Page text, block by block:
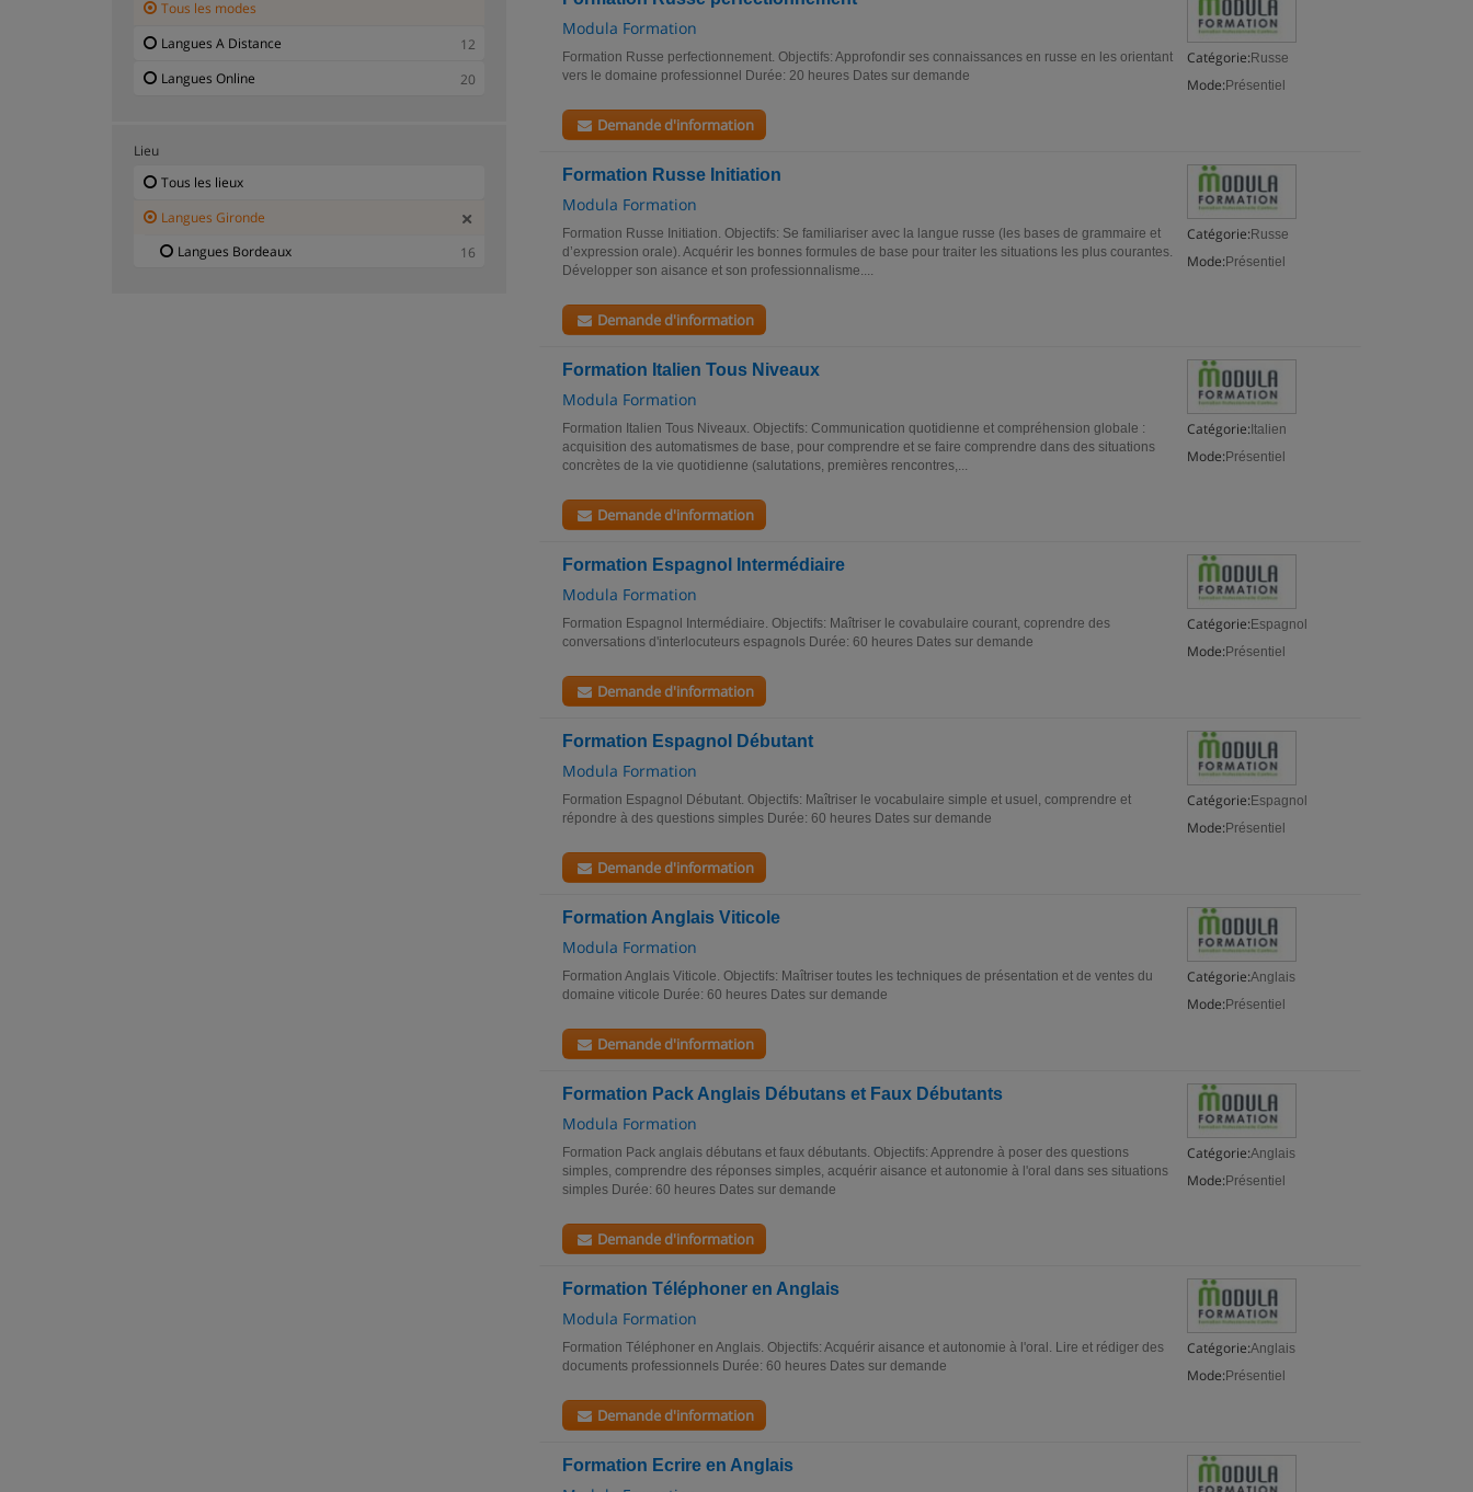
Modula Formation
Catégorie: Russe
Mode: Présentiel
Formation Russe perfectionnement. Objectifs: Approfondir ses connaissances en russe en les orientant
vers le domaine professionnel Durée: 20 heures Dates sur demande
Demande d'information
Formation Russe Initiation
Modula Formation
Catégorie: Russe
Mode: Présentiel
Formation Russe Initiation. Objectifs: Se familiariser avec la langue russe (les bases de grammaire et
d’expression orale). Acquérir les bonnes formules de base pour traiter les situations les plus courantes.
Développer son aisance et son professionnalisme....
Demande d'information
Formation Italien Tous Niveaux
Modula Formation
Catégorie: Italien
Mode: Présentiel
Formation Italien Tous Niveaux. Objectifs: Communication quotidienne et compréhension globale :
acquisition des automatismes de base, pour comprendre et se faire comprendre dans des situations
concrètes de la vie quotidienne (salutations, premières rencontres,...
Demande d'information
Formation Espagnol Intermédiaire
Modula Formation
Catégorie: Espagnol
Mode: Présentiel
Formation Espagnol Intermédiaire. Objectifs: Maîtriser le covabulaire courant, coprendre des
conversations d'interlocuteurs espagnols Durée: 60 heures Dates sur demande
Demande d'information
Formation Espagnol Débutant
Modula Formation
Catégorie: Espagnol
Mode: Présentiel
Formation Espagnol Débutant. Objectifs: Maîtriser le vocabulaire simple et usuel, comprendre et
répondre à des questions simples Durée: 60 heures Dates sur demande
Demande d'information
Formation Anglais Viticole
Modula Formation
Catégorie:Anglais
Mode: Présentiel
Formation Anglais Viticole. Objectifs: Maîtriser toutes les techniques de présentation et de ventes du
domaine viticole Durée: 60 heures Dates sur demande
Demande d'information
Formation Pack Anglais Débutans et Faux Débutants
Modula Formation
Catégorie:Anglais
Mode: Présentiel
Formation Pack anglais débutans et faux débutants. Objectifs: Apprendre à poser des questions
simples, comprendre des réponses simples, acquérir aisance et autonomie à l'oral dans ses situations
simples Durée: 60 heures Dates sur demande
Demande d'information
Formation Téléphoner en Anglais
Modula Formation
Catégorie:Anglais
Mode: Présentiel
Formation Téléphoner en Anglais. Objectifs: Acquérir aisance et autonomie à l'oral. Lire et rédiger des
documents professionnels Durée: 60 heures Dates sur demande
Demande d'information
Formation Ecrire en Anglais
Tous les modes
Langues A Distance
12
Langues Online
20
Lieu
Tous les lieux
Langues Gironde
Langues Bordeaux
16